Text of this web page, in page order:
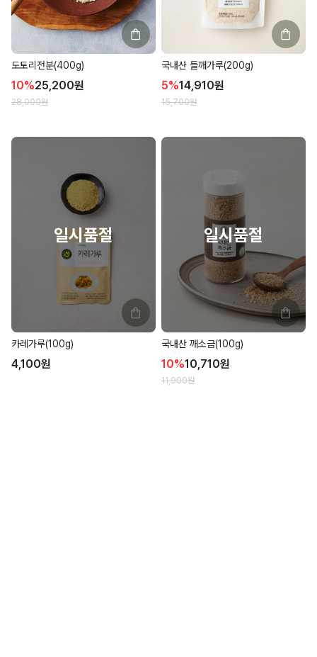
도토리전분(400g)
10%25,200원
28,000원
국내산 들깨가루(200g)
5%14,910원
15,700원
카레가루(100g)
4,100원
국내산 깨소금(100g)
10%10,710원
11,900원